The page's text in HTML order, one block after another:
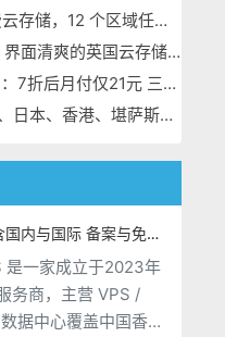
个区域任选，邮箱注册即可
的英国云存储Icedrive体验
元 三网优化BGP线路 可选原生IP
本、香港、堪萨斯机房
一些免费 CDN 合集，包含国内与国际 备案与免备案
是一家成立于2023年
务商，主营 VPS /
据中心覆盖中国香